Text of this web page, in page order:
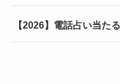
【2026】電話占い当た